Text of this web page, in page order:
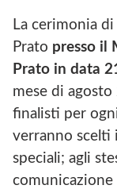
La cerimonia
Prato presso il
Prato in data
mese di
finalisti per
verranno scelti
speciali; agli
comunicazione